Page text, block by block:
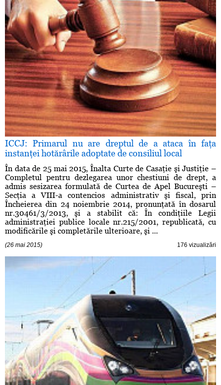
ICCJ: Primarul nu are dreptul de a ataca în faţa
instanţei hotărârile adoptate de consiliul local
În data de 25 mai 2015, Înalta Curte de Casaţie şi Justiţie –
Completul pentru dezlegarea unor chestiuni de drept, a
admis sesizarea formulată de Curtea de Apel Bucureşti –
Secţia a VIII-a contencios administrativ şi fiscal, prin
Încheierea din 24 noiembrie 2014, pronunţată în dosarul
nr.30461/3/2013, şi a stabilit că: În condiţiile Legii
administraţiei publice locale nr.215/2001, republicată, cu
modificările şi completările ulterioare, şi ...
(26 mai 2015) 176 vizualizări